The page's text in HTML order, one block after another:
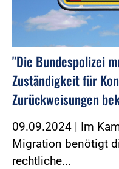
"Die Bundespolizei
Zuständigkeit für
Zurückweisungen
09.09.2024 | Im
Migration benötigt
rechtliche...